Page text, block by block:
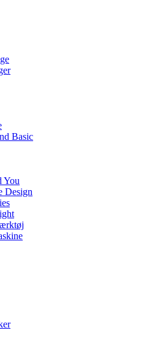
Basic
You
Design